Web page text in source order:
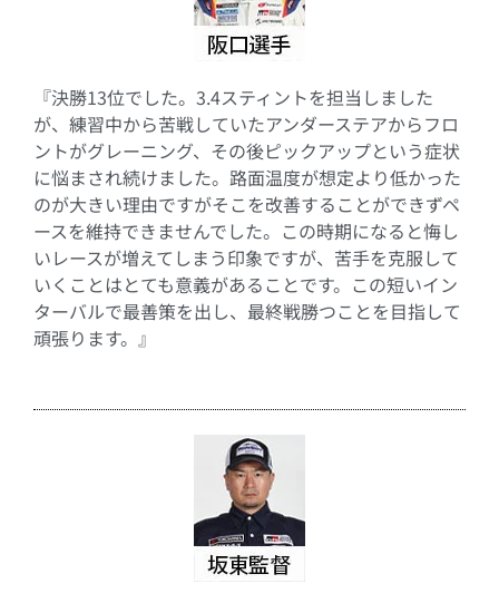
『決勝13位でした。3.4スティントを担当しました
が、練習中から苦戦していたアンダーステアからフロ
ントがグレーニング、その後ピックアップという症状
に悩まされ続けました。路面温度が想定より低かった
のが大きい理由ですがそこを改善することができずペ
ースを維持できませんでした。この時期になると悔し
いレースが増えてしまう印象ですが、苦手を克服して
いくことはとても意義があることです。この短いイン
ターバルで最善策を出し、最終戦勝つことを目指して
頑張ります。』